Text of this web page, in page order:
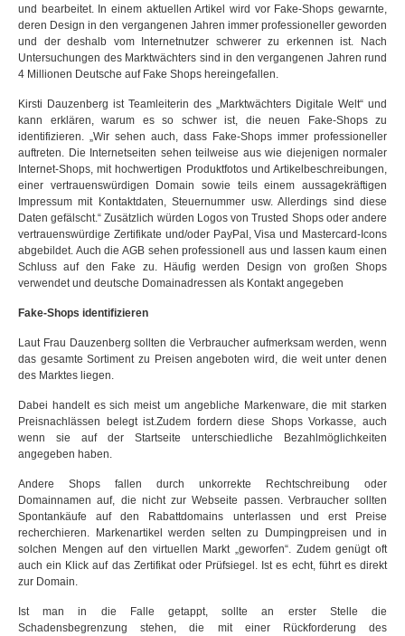
und bearbeitet. In einem aktuellen Artikel wird vor Fake-Shops gewarnte,
deren Design in den vergangenen Jahren immer professioneller geworden
und der deshalb vom Internetnutzer schwerer zu erkennen ist. Nach
Untersuchungen des Marktwächters sind in den vergangenen Jahren rund
4 Millionen Deutsche auf Fake Shops hereingefallen.
Kirsti Dauzenberg ist Teamleiterin des „Marktwächters Digitale Welt“ und
kann erklären, warum es so schwer ist, die neuen Fake-Shops zu
identifizieren. „Wir sehen auch, dass Fake-Shops immer professioneller
auftreten. Die Internetseiten sehen teilweise aus wie diejenigen normaler
Internet-Shops, mit hochwertigen Produktfotos und Artikelbeschreibungen,
einer vertrauenswürdigen Domain sowie teils einem aussagekräftigen
Impressum mit Kontaktdaten, Steuernummer usw. Allerdings sind diese
Daten gefälscht.“ Zusätzlich würden Logos von Trusted Shops oder andere
vertrauenswürdige Zertifikate und/oder PayPal, Visa und Mastercard-Icons
abgebildet. Auch die AGB sehen professionell aus und lassen kaum einen
Schluss auf den Fake zu. Häufig werden Design von großen Shops
verwendet und deutsche Domainadressen als Kontakt angegeben
Fake-Shops identifizieren
Laut Frau Dauzenberg sollten die Verbraucher aufmerksam werden, wenn
das gesamte Sortiment zu Preisen angeboten wird, die weit unter denen
des Marktes liegen.
Dabei handelt es sich meist um angebliche Markenware, die mit starken
Preisnachlässen belegt ist.Zudem fordern diese Shops Vorkasse, auch
wenn sie auf der Startseite unterschiedliche Bezahlmöglichkeiten
angegeben haben.
Andere Shops fallen durch unkorrekte Rechtschreibung oder
Domainnamen auf, die nicht zur Webseite passen. Verbraucher sollten
Spontankäufe auf den Rabattdomains unterlassen und erst Preise
recherchieren. Markenartikel werden selten zu Dumpingpreisen und in
solchen Mengen auf den virtuellen Markt „geworfen“. Zudem genügt oft
auch ein Klick auf das Zertifikat oder Prüfsiegel. Ist es echt, führt es direkt
zur Domain.
Ist man in die Falle getappt, sollte an erster Stelle die
Schadensbegrenzung stehen, die mit einer Rückforderung des